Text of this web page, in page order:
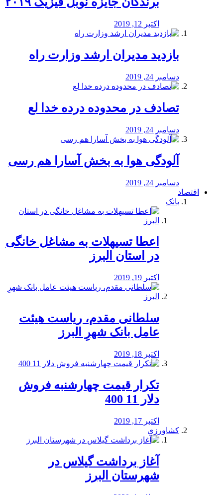
اکتبر 12, 2019
بازدید مدیران ارشد وزارت راه
دسامبر 24, 2019
تصادف در محدوده درده خدا لع
دسامبر 24, 2019
آلودگی هوا به بخش آسارا هم رسی
دسامبر 24, 2019
اقتصاد
بانک
️اعطا تسیهلات به مشاغل خانگی
در استان البرز
اکتبر 19, 2019
سلطانی مقدم، ریاست هیئت
عامل بانک شهرِ البرز
اکتبر 18, 2019
تکرار قیمت چهارشنبه فروش
دلار 11 400
اکتبر 17, 2019
کشاورزی
آغاز برداشت گیلاس در
شهرستان البرز